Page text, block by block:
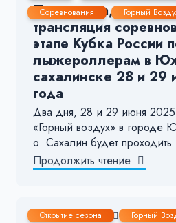
Соревнования
Горный
Программа,
трансляция
этапе Кубка России
лыжероллерам в
сахалинске 28 и
года
Два дня, 28 и 29 июня
«Горный воздух» в городе
о. Сахалин будет проходить
Продолжить чтение
Открытие сезона Горный
9 Дек, 2024 1-2 мин.